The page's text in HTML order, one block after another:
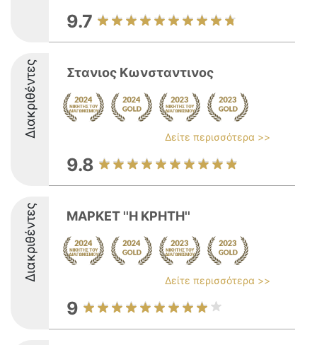
9.7
Διακριθέντες Στανιος Κωνσταντινος
Δείτε περισσότερα >>
9.8
Διακριθέντες ΜΑΡΚΕΤ ''Η ΚΡΗΤΗ''
Δείτε περισσότερα >>
9